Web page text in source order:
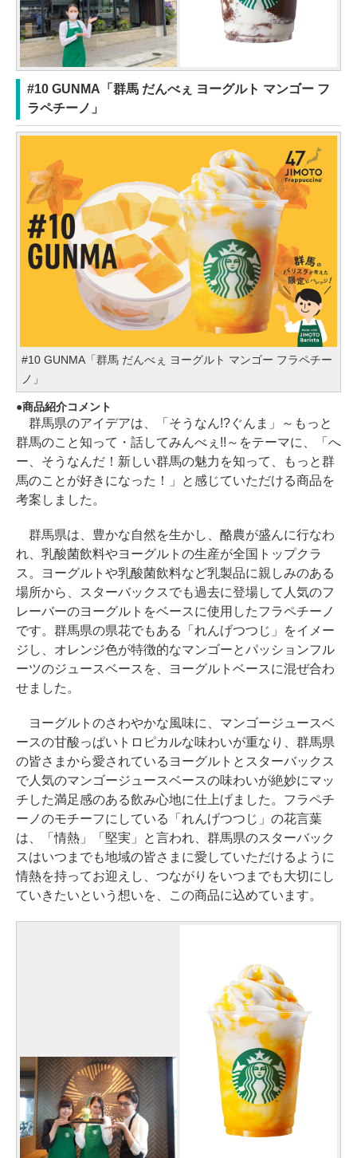
#10 GUNMA「群馬 だんべぇ ヨーグルト マンゴー フ
ラペチーノ」
#10 GUNMA「群馬 だんべぇ ヨーグルト マンゴー フラペチー
ノ」
商品紹介コメント
群馬県のアイデアは、「そうなん!?ぐんま」～もっと
群馬のこと知って・話してみんべぇ!!～をテーマに、「へ
ー、そうなんだ！新しい群馬の魅力を知って、もっと群
馬のことが好きになった！」と感じていただける商品を
考案しました。
群馬県は、豊かな自然を生かし、酪農が盛んに行なわ
れ、乳酸菌飲料やヨーグルトの生産が全国トップクラ
ス。ヨーグルトや乳酸菌飲料など乳製品に親しみのある
場所から、スターバックスでも過去に登場して人気のフ
レーバーのヨーグルトをベースに使用したフラペチーノ
です。群馬県の県花でもある「れんげつつじ」をイメー
ジし、オレンジ色が特徴的なマンゴーとパッションフル
ーツのジュースベースを、ヨーグルトベースに混ぜ合わ
せました。
ヨーグルトのさわやかな風味に、マンゴージュースベ
ースの甘酸っぱいトロピカルな味わいが重なり、群馬県
の皆さまから愛されているヨーグルトとスターバックス
で人気のマンゴージュースベースの味わいが絶妙にマッ
チした満足感のある飲み心地に仕上げました。フラペチ
ーノのモチーフにしている「れんげつつじ」の花言葉
は、「情熱」「堅実」と言われ、群馬県のスターバック
スはいつまでも地域の皆さまに愛していただけるように
情熱を持ってお迎えし、つながりをいつまでも大切にし
ていきたいという想いを、この商品に込めています。